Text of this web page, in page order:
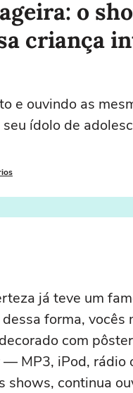
o
criança
e ouvindo as
ídolo de
já teve um
forma, vocês
com
MP3, iPod,
continua